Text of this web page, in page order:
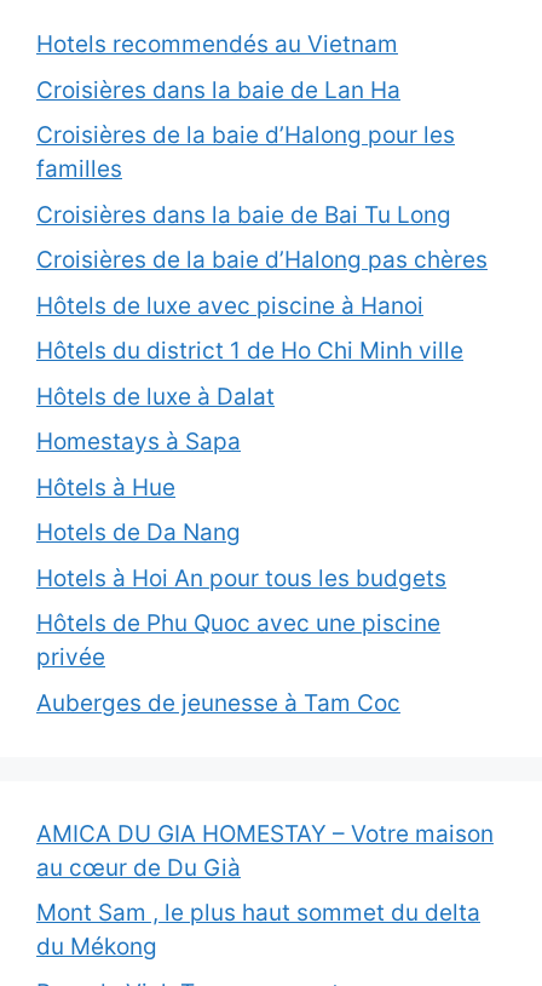
Hotels recommendés au Vietnam
Croisières dans la baie de Lan Ha
Croisières de la baie d’Halong pour les
familles
Croisières dans la baie de Bai Tu Long
Croisières de la baie d’Halong pas chères
Hôtels de luxe avec piscine à Hanoi
Hôtels du district 1 de Ho Chi Minh ville
Hôtels de luxe à Dalat
Homestays à Sapa
Hôtels à Hue
Hotels de Da Nang
Hotels à Hoi An pour tous les budgets
Hôtels de Phu Quoc avec une piscine
privée
Auberges de jeunesse à Tam Coc
AMICA DU GIA HOMESTAY – Votre maison
au cœur de Du Già
Mont Sam , le plus haut sommet du delta
du Mékong